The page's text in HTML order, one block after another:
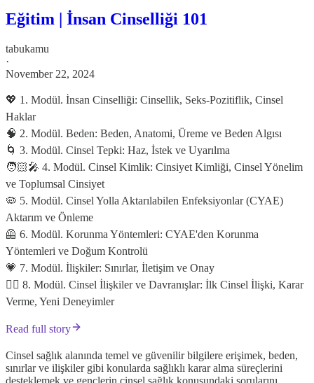
Eğitim | İnsan Cinselliği 101
tabukamu
·
November 22, 2024
💖 1. Modül. İnsan Cinselliği: Cinsellik, Seks-Pozitiflik, Cinsel
Haklar
🧠 2. Modül. Beden: Beden, Anatomi, Üreme ve Beden Algısı
🌀 3. Modül. Cinsel Tepki: Haz, İstek ve Uyarılma
🧑🏻‍🎤 4. Modül. Cinsel Kimlik: Cinsiyet Kimliği, Cinsel Yönelim
ve Toplumsal Cinsiyet
🦠 5. Modül. Cinsel Yolla Aktarılabilen Enfeksiyonlar (CYAE)
Aktarım ve Önleme
🦺 6. Modül. Korunma Yöntemleri: CYAE'den Korunma
Yöntemleri ve Doğum Kontrolü
💗 7. Modül. İlişkiler: Sınırlar, İletişim ve Onay
❤️‍🔥 8. Modül. Cinsel İlişkiler ve Davranışlar: İlk Cinsel İlişki, Karar
Verme, Yeni Deneyimler
Read full story
Cinsel sağlık alanında temel ve güvenilir bilgilere erişimek, beden,
sınırlar ve ilişkiler gibi konularda sağlıklı karar alma süreçlerini